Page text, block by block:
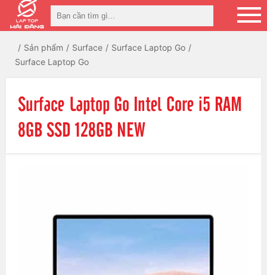
Sản phẩm Surface
Surface Laptop Go
Surface Laptop Go
Surface Laptop Go Intel Core i5 RAM
8GB SSD 128GB NEW